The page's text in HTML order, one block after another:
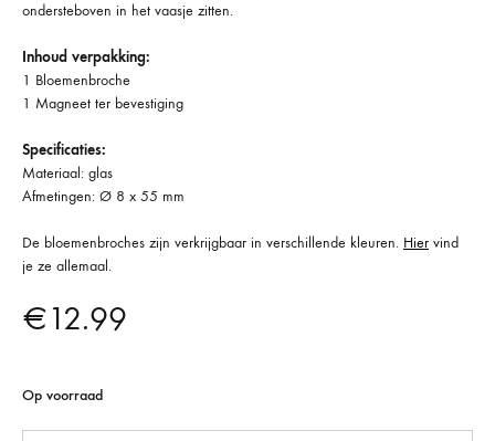
ondersteboven in het vaasje zitten.
Inhoud verpakking:
1 Bloemenbroche
1 Magneet ter bevestiging
Specificaties:
Materiaal: glas
Afmetingen: Ø 8 x 55 mm
De bloemenbroches zijn verkrijgbaar in verschillende kleuren. Hier vind
je ze allemaal.
€12.99
Op voorraad